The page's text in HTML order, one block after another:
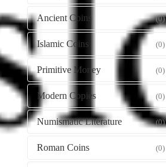
Ancient Coins (0)
Islamic Coins (0)
Primitive Money (0)
Modern Copies (0)
Numismatic Literature (0)
Roman Coins (0)